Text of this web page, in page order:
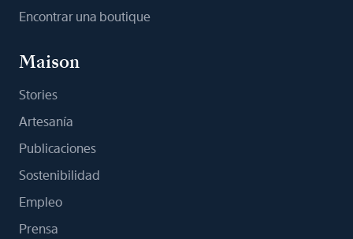
Encontrar una boutique
Maison
Stories
Artesanía
Publicaciones
Sostenibilidad
Empleo
Prensa